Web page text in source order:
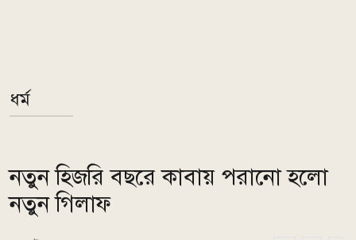
ধর্ম
নতুন হিজরি বছরে কাবায় পরানো হলো
নতুন গিলাফ